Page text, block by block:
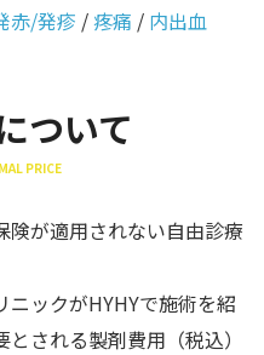
赤/発疹 /疼痛 / 内出血
ついて
PRICE
険が適用されない自由診療
ックがHYHYで施術を紹
される製剤費用（税込）